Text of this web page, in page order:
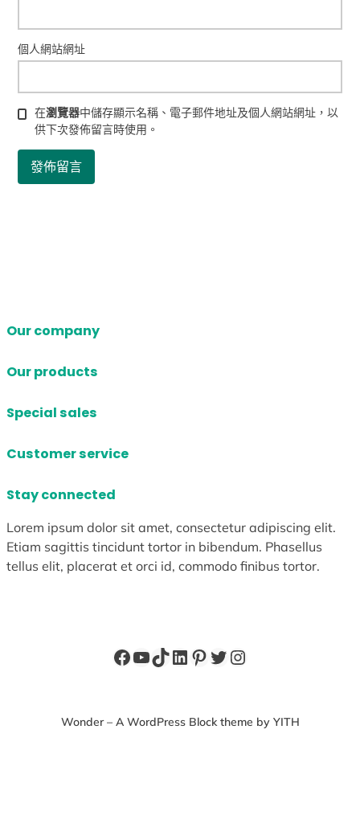
個人網站網址
在瀏覽器中儲存顯示名稱、電子郵件地址及個人網站網址，以
供下次發佈留言時使用。
Our company
Our products
Special sales
Customer service
Stay connected
Lorem ipsum dolor sit amet, consectetur adipiscing elit.
Etiam sagittis tincidunt tortor in bibendum. Phasellus
tellus elit, placerat et orci id, commodo finibus tortor.
Facebook
YouTube
TikTok
LinkedIn
Pinterest
X Instagram
Wonder – A WordPress Block theme by YITH